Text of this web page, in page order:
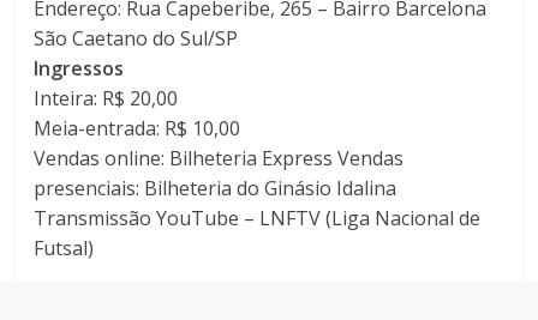
Endereço: Rua Capeberibe, 265 – Bairro Barcelona
São Caetano do Sul/SP
Ingressos
Inteira: R$ 20,00
Meia-entrada: R$ 10,00
Vendas online: Bilheteria Express Vendas
presenciais: Bilheteria do Ginásio Idalina
Transmissão YouTube – LNFTV (Liga Nacional de
Futsal)